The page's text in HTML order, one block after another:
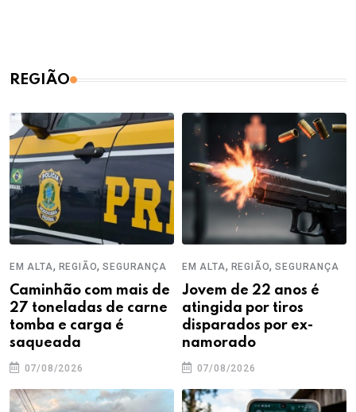
REGIÃO
EM ALTA, REGIÃO,SEGURANÇA
Caminhão com mais de
27 toneladas de carne
tomba e carga é
saqueada
07/08/2026
EM ALTA, REGIÃO,SEGURANÇA
Jovem de 22 anos é
atingida por tiros
disparados por ex-
namorado
07/08/2026